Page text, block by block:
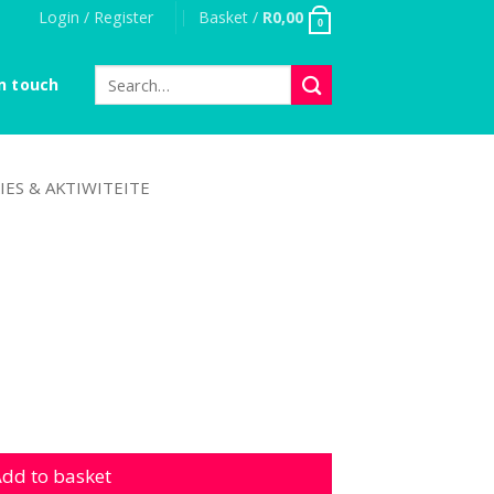
Login / Register Basket / R0,00 0
touch
for:
& AKTIWITEITE
to basket